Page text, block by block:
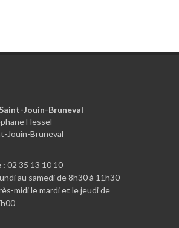
Jouin-Bruneval
Hessel
Jouin-Bruneval
: 02 35 13 10 10
au samedi de 8h30 à 11h30
midi le mardi et le jeudi de